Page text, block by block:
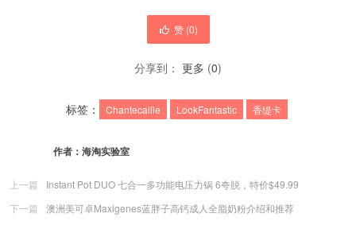
赞 (0)
分享到： 更多 (0)
标签： Chantecaille LookFantastic 香缇卡
作者： 海淘实验室
上一篇
Instant Pot DUO 七合一多功能电压力锅 6夸脱，特价$49.99
下一篇
澳洲美可卓Maxigenes蓝胖子高钙成人全脂奶粉介绍和推荐